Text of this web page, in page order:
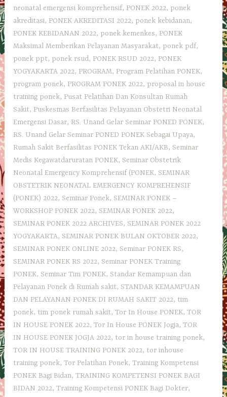
neonatal emergensi komprehensif, PONEK 2022, ponek
akreditasi, PONEK AKREDITASI 2022, ponek kebidanan,
PONEK KEBIDANAN 2022, ponek kemenkes, PONEK
Maksimal Memberikan Pelayanan Masyarakat, ponek pdf,
ponek ppt, ponek rsud, PONEK RSUD 2022, PONEK
YOGYAKARTA 2022, PROGRAM, Program Pelatihan PONEK,
program ponek, PROGRAM PONEK 2022, proposal in house
training ponek, Pusat Pelatihan Dan Konsultan Rumah
Sakit, Puskesmas Berfasilitas Pelayanan Obstetri Neonatal
Emergensi Dasar, RS. Unand Gelar Seminar PONED PONEK,
RS. Unand Gelar Seminar PONED PONEK Sebagai Upaya,
Rumah Sakit Berfasilitas PONEK Tekan AKI/AKB, Seminar
Medis Kegawatdaruratan PONEK, Seminar Obstetrik
Neonatal Emergency Komprehensif (PONEK, SEMINAR
OBSTETRIK NEONATAL EMERGENCY KOMPREHENSIF
(PONEK) 2022, Seminar Ponek, SEMINAR PONEK –
WORKSHOP PONEK 2022, SEMINAR PONEK 2022,
SEMINAR PONEK 2022 ARCHIVES, SEMINAR PONEK 2022
YOGYAKARTA, SEMINAR PONEK BULAN OKTOBER 2022,
SEMINAR PONEK ONLINE 2022, Seminar PONEK RS,
SEMINAR PONEK RS 2022, Seminar PONEK Training
PONEK, Seminar Tim PONEK, Standar Kemampuan dan
Pelayanan Ponek di Rumah sakit, STANDAR KEMAMPUAN
DAN PELAYANAN PONEK DI RUMAH SAKIT 2022, tim
ponek, tim ponek rumah sakit,Tor In House PONEK,TOR
IN HOUSE PONEK 2022,Tor In House PONEK Jogja,TOR
IN HOUSE PONEK JOGJA 2022, tor in house training ponek,
TOR IN HOUSE TRAINING PONEK 2022, tor inhouse
training ponek,Tor Pelatihan Ponek,Training Kompetensi
PONEK Bagi Bidan,TRAINING KOMPETENSI PONEK BAGI
BIDAN 2022,Training Kompetensi PONEK Bagi Dokter,